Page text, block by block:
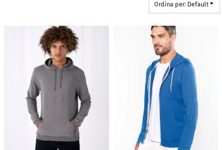
Ordina per: Default